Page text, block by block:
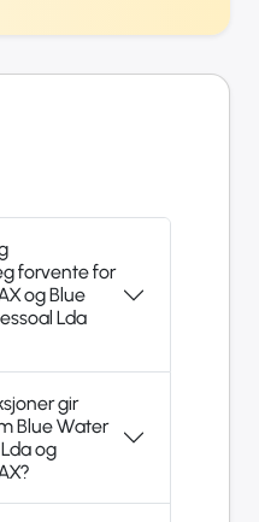
forvente for
og Blue
Lda
gir
Blue Water
og